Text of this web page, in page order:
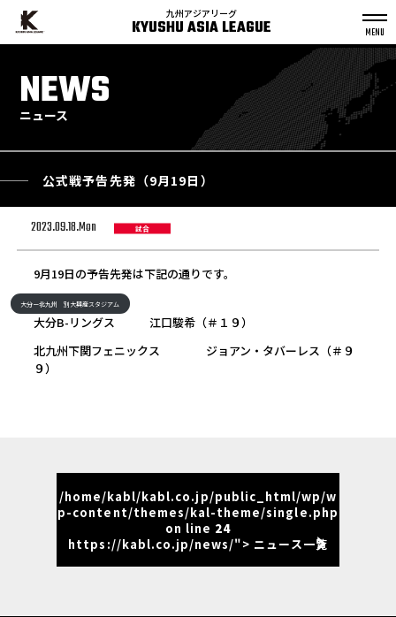
九州アジアリーグ
KYUSHU ASIA LEAGUE
NEWS
ニュース
公式戦予告先発（9月19日）
2023.09.18.Mon 試合
9月19日の予告先発は下記の通りです。
大分ー北九州 別大興産スタジアム
大分B-リングス 江口駿希（＃１９）
北九州下関フェニックス ジョアン・タバーレス（＃９
９）
/home/kabl/kabl.co.jp/public_html/wp/w
p-content/themes/kal-theme/single.php
on line 24
https://kabl.co.jp/news/"> ニュース一覧